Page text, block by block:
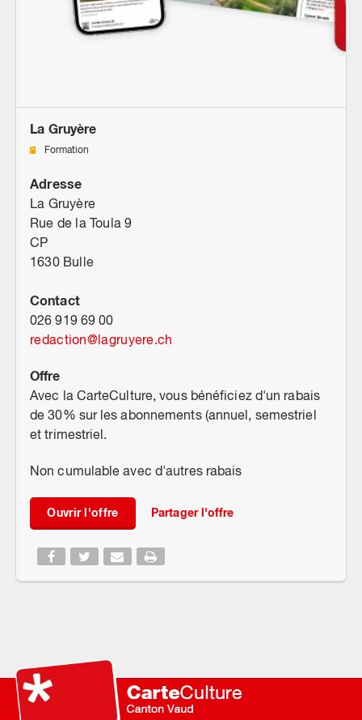
La Gruyère
Formation
Adresse
La Gruyère
Rue de la Toula 9
CP
1630 Bulle
Contact
026 919 69 00
redaction@lagruyere.ch
Offre
Avec la CarteCulture, vous bénéficiez d'un rabais
de 30% sur les abonnements (annuel, semestriel
et trimestriel.
Non cumulable avec d'autres rabais
Ouvrir l'offre Partager l'offre